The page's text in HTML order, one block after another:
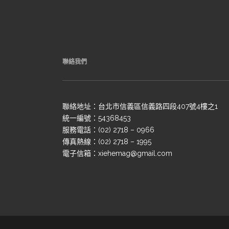
聯絡我們
聯絡地址：台北市信義區信義路四段407號4樓之1
統一編號：54368453
服務電話：(02) 2718 – 0966
傳真熱線：(02) 2718 – 1995
電子信箱：xiehemag@gmail.com